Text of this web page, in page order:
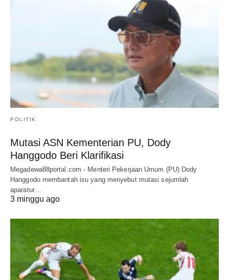
POLITIK
Mutasi ASN Kementerian PU, Dody
Hanggodo Beri Klarifikasi
Megadewa88portal.com - Menteri Pekerjaan Umum (PU) Dody
Hanggodo membantah isu yang menyebut mutasi sejumlah
aparatur…
3 minggu ago